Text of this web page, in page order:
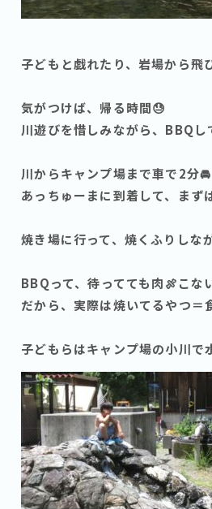
子どもと戯れたり、岩場から飛
気がつけば、帰る時間😓
川遊びを惜しみながら、BBQし
川からキャンプ場まで車で2分🚘
あっちゅーまに到着して、まず
焼き場に行って、焼くふりしな
BBQって、待ってても肉🍖こな
だから、実際は焼いてるやつ＝
子どもらはキャンプ場の小川で